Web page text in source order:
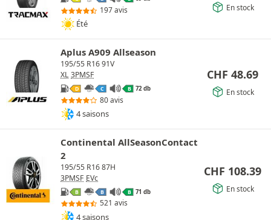
197 avis
Été
En stock
Aplus A909 Allseason
195/55 R16 91V
XL 3PMSF
D C B 72 db
80 avis
4 saisons
CHF 48.69
En stock
Continental AllSeasonContact
2
195/55 R16 87H
3PMSF EVc
B B B 71 db
521 avis
4 saisons
CHF 108.39
En stock